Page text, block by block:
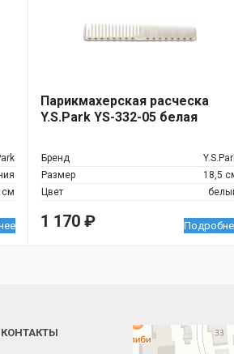
см
Парикмахерская расческа
Y.S.Park YS-332-05 белая
Бренд
Размер
18,5
Цвет
1 170 ₽
КОНТАКТЫ
Челябинск
Новороссийская